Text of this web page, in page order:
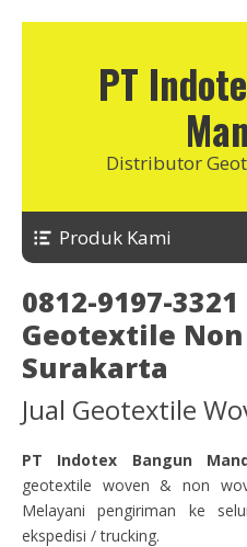
PT
Distributor
Produk Kami
0812-9197-
Geotextile
Surakarta
Jual Geotextile
PT Indotex Bangun
geotextile woven & non
Melayani pengiriman ke
ekspedisi / trucking.